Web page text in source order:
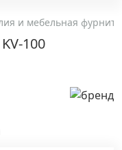
и мебельная
100